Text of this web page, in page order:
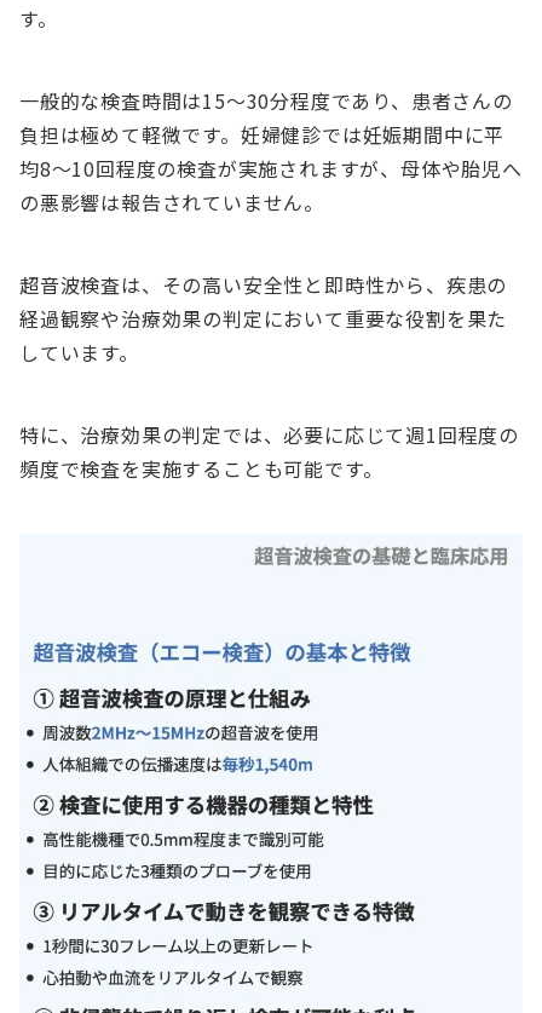
す。
一般的な検査時間は15～30分程度であり、患者さんの
負担は極めて軽微です。妊婦健診では妊娠期間中に平
均8～10回程度の検査が実施されますが、母体や胎児へ
の悪影響は報告されていません。
超音波検査は、その高い安全性と即時性から、疾患の
経過観察や治療効果の判定において重要な役割を果た
しています。
特に、治療効果の判定では、必要に応じて週1回程度の
頻度で検査を実施することも可能です。